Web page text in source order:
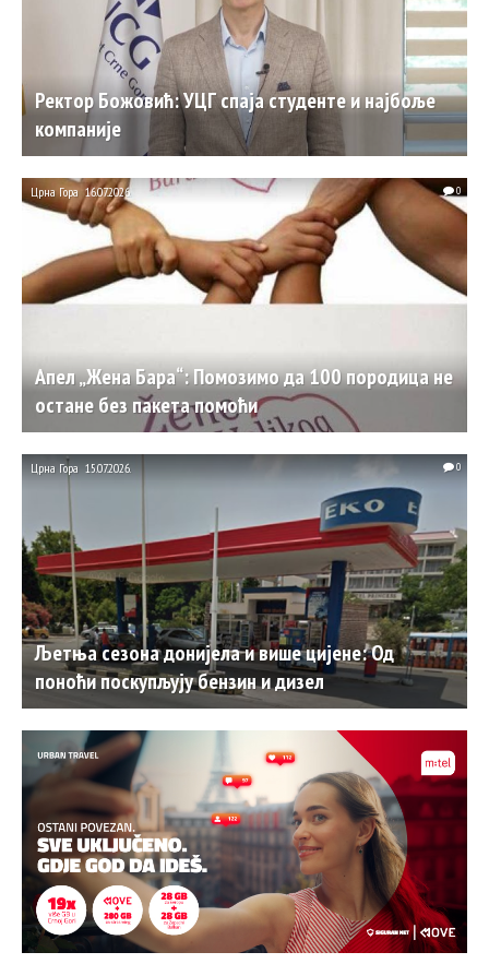
Ректор Божовић: УЦГ спаја студенте и најбоље
компаније
Апел „Жена Бара“: Помозимо да 100 породица не
остане без пакета помоћи
Црна Гора 16.07.2026. 0
Љетња сезона донијела и више цијене: Од
поноћи поскупљују бензин и дизел
Црна Гора 15.07.2026. 0